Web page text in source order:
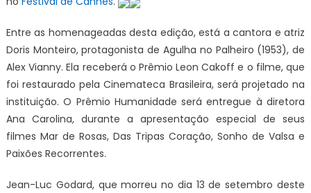
Entre as homenageadas desta edição, está a cantora e atriz
Doris Monteiro, protagonista de Agulha no Palheiro (1953), de
Alex Vianny. Ela receberá o Prêmio Leon Cakoff e o filme, que
foi restaurado pela Cinemateca Brasileira, será projetado na
instituição. O Prêmio Humanidade será entregue à diretora
Ana Carolina, durante a apresentação especial de seus
filmes Mar de Rosas, Das Tripas Coração, Sonho de Valsa e
Paixões Recorrentes.
Jean-Luc Godard, que morreu no dia 13 de setembro deste